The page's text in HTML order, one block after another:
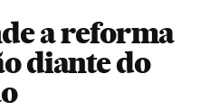
a reforma
diante do